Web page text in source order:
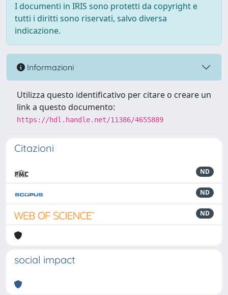
I documenti in IRIS sono protetti da copyright e
tutti i diritti sono riservati, salvo diversa
indicazione.
Informazioni
Utilizza questo identificativo per citare o creare un
link a questo documento:
https://hdl.handle.net/11386/4655889
Citazioni
ND
ND
ND
social impact